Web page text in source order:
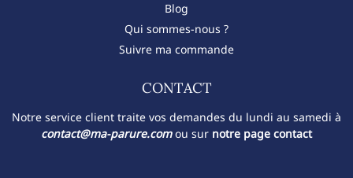
Blog
Qui sommes-nous ?
Suivre ma commande
CONTACT​
Notre service client traite vos demandes du lundi au samedi à
contact@ma-parure.comou sur notre page contact